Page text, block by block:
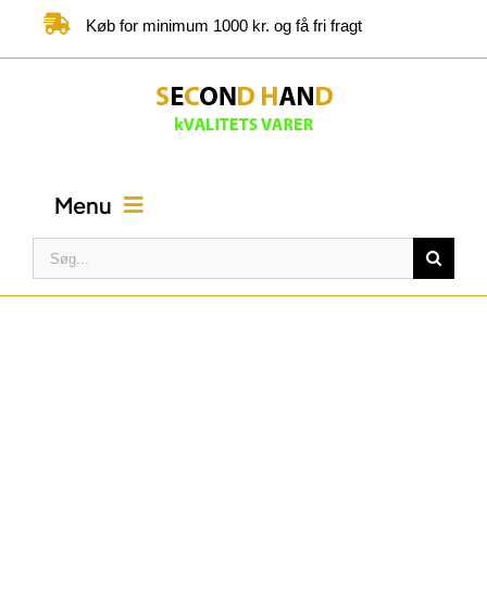
Køb for minimum 1000 kr. og få fri fragt
Menu
Søg
efter: